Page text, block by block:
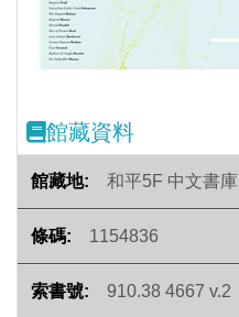
館藏資料
和平5F 中文書庫
1154836
910.38 4667 v.2